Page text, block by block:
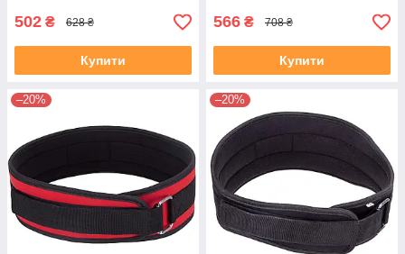
502 ₴ 628 ₴
Купити
566 ₴ 708 ₴
Купити
–20% –20%